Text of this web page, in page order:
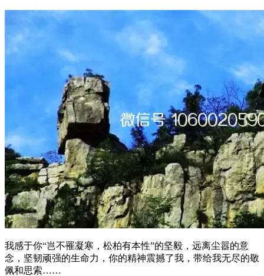
我感于你“岂不罹凝寒，松柏有本性”的坚毅，远离尘嚣的意
念，坚韧顽强的生命力，你的精神震撼了我，带给我无尽的敬
佩和思索……